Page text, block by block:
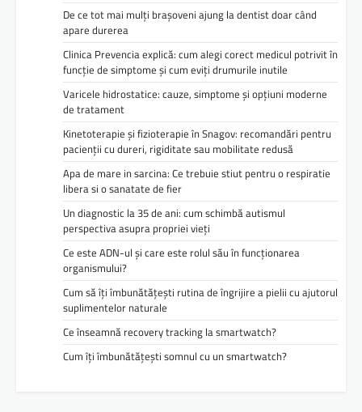
De ce tot mai mulți brașoveni ajung la dentist doar când
apare durerea
Clinica Prevencia explică: cum alegi corect medicul potrivit în
funcție de simptome și cum eviți drumurile inutile
Varicele hidrostatice: cauze, simptome și opțiuni moderne
de tratament
Kinetoterapie și fizioterapie în Snagov: recomandări pentru
pacienții cu dureri, rigiditate sau mobilitate redusă
Apa de mare in sarcina: Ce trebuie stiut pentru o respiratie
libera si o sanatate de fier
Un diagnostic la 35 de ani: cum schimbă autismul
perspectiva asupra propriei vieți
Ce este ADN-ul și care este rolul său în funcționarea
organismului?
Cum să îți îmbunătățești rutina de îngrijire a pielii cu ajutorul
suplimentelor naturale
Ce înseamnă recovery tracking la smartwatch?
Cum îți îmbunătățești somnul cu un smartwatch?